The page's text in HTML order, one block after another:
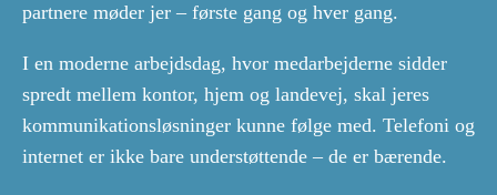
partnere møder jer – første gang og hver gang.
I en moderne arbejdsdag, hvor medarbejderne sidder
spredt mellem kontor, hjem og landevej, skal jeres
kommunikationsløsninger kunne følge med. Telefoni og
internet er ikke bare understøttende – de er bærende.